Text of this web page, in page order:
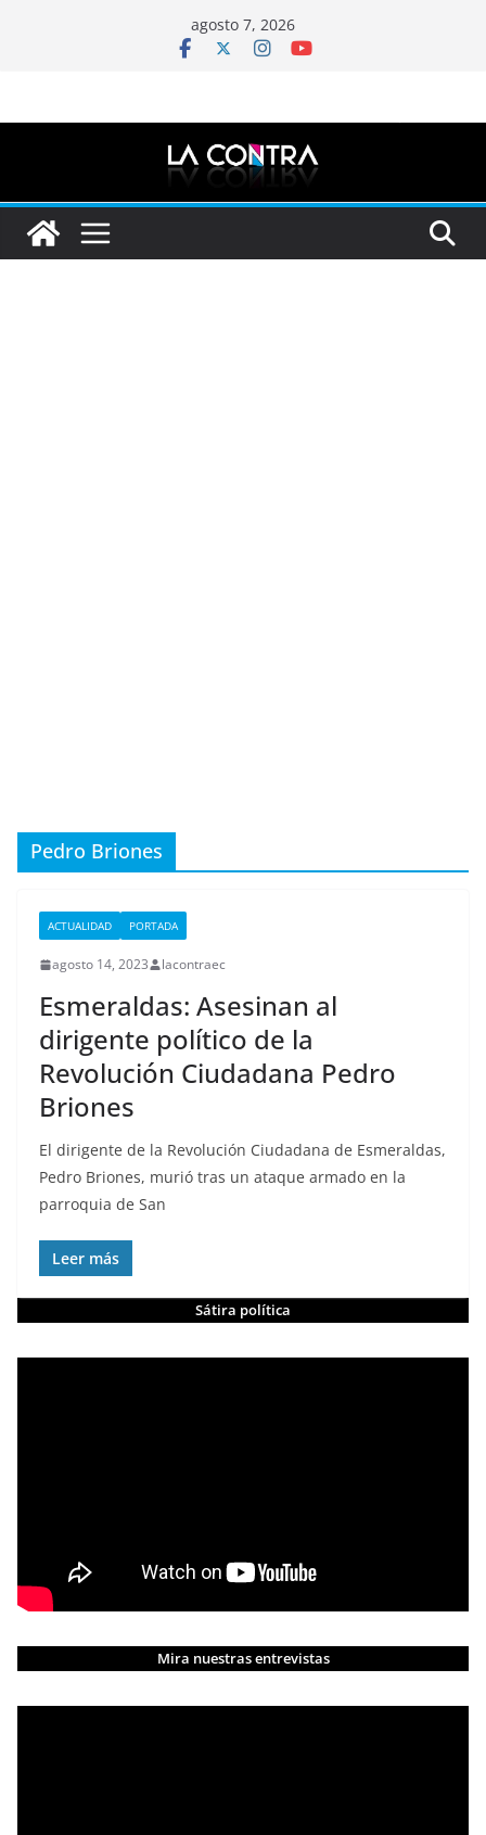
agosto 7, 2026
Pedro Briones
ACTUALIDAD PORTADA
agosto 14, 2023 lacontraec
Esmeraldas: Asesinan al
dirigente político de la
Revolución Ciudadana Pedro
Briones
El dirigente de la Revolución Ciudadana de Esmeraldas,
Pedro Briones, murió tras un ataque armado en la
parroquia de San
Leer más
Sátira política
Mira nuestras entrevistas